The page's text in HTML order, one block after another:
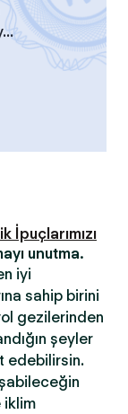
İpuçlarımızı
unutma.
iyi
sahip birini
gezilerinden
şeyler
edebilirsin.
iklim